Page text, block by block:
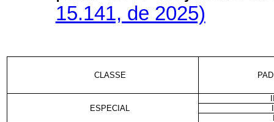
15.141, de 2025)
CLASSE
ESPECIAL